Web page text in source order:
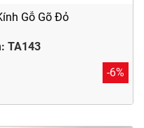
Gỗ Gõ Đỏ
TA143
-6%